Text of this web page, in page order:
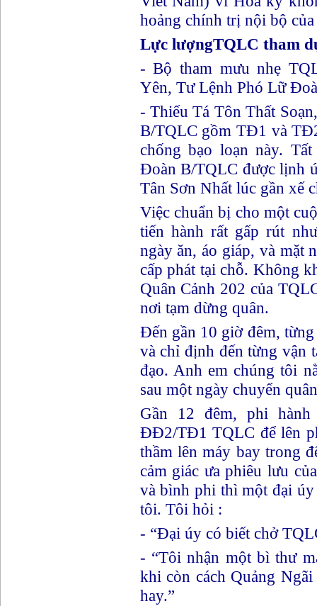
hoảng chính trị nội bộ
Lực lượngTQLC tham
- Bộ tham mưu nhẹ
Yên, Tư Lệnh Phó Lữ
- Thiếu Tá Tôn Thất
B/TQLC gồm TĐ1 và
chống bạo loạn này.
Đoàn B/TQLC được lịnh
Tân Sơn Nhất lúc gần xế
Việc chuẩn bị cho một
tiến hành rất gấp rút
ngày ăn, áo giáp, và mặt
cấp phát tại chỗ. Không
Quân Cảnh 202 của
nơi tạm dừng quân.
Đến gần 10 giờ đêm,
và chỉ định đến từng vận
đạo. Anh em chúng tôi
sau một ngày chuyển
Gần 12 đêm, phi
ĐĐ2/TĐ1 TQLC để lên
thầm lên máy bay trong
cảm giác ưa phiêu lưu
và bình phi thì một đại
tôi. Tôi hỏi :
- “Đại úy có biết chở
- “Tôi nhận một bì thư
khi còn cách Quảng
hay.”